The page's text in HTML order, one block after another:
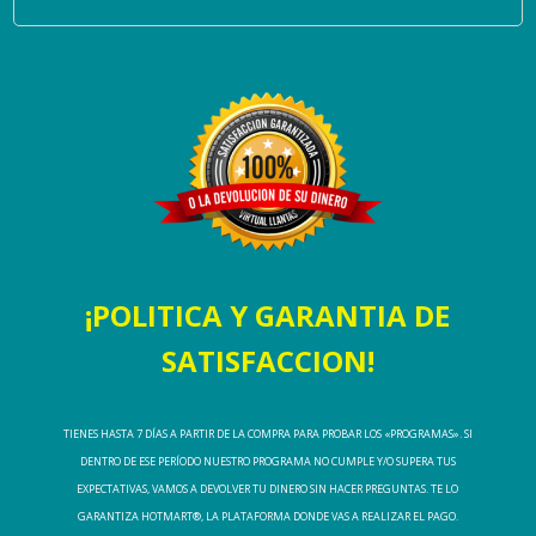
¡POLITICA Y GARANTIA DE
SATISFACCION!
TIENES HASTA 7 DÍAS A PARTIR DE LA COMPRA PARA PROBAR LOS «PROGRAMAS». SI
DENTRO DE ESE PERÍODO NUESTRO PROGRAMA NO CUMPLE Y/O SUPERA TUS
EXPECTATIVAS, VAMOS A DEVOLVER TU DINERO SIN HACER PREGUNTAS. TE LO
GARANTIZA HOTMART®, LA PLATAFORMA DONDE VAS A REALIZAR EL PAGO.